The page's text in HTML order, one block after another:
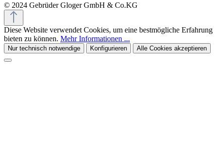
© 2024 Gebrüder Gloger GmbH & Co.KG
Diese Website verwendet Cookies, um eine bestmögliche Erfahrung
bieten zu können. Mehr Informationen ...
Nur technisch notwendige Konfigurieren Alle Cookies akzeptieren